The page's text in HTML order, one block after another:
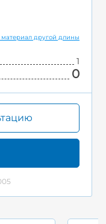
другой длины
1
0